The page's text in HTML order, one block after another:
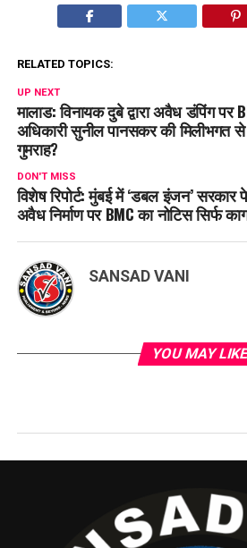
RELATED TOPICS:
UP NEXT
मालाड: विनायक दुबे द्वारा अवैध डंपिंग पर
अधिकारी सुनील पानसकर की मिलीभगत से
गुमराह?
DON'T MISS
विशेष रिपोर्ट: मुंबई में ‘डबल इंजन’ सरकार
अवैध निर्माण पर BMC का नोटिस सिर्फ
SANSAD VANI
YOU MAY